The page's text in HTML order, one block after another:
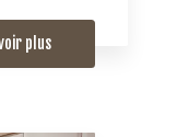
plus